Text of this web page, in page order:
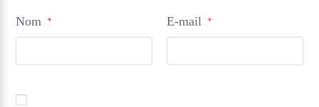
Nom * E-mail *